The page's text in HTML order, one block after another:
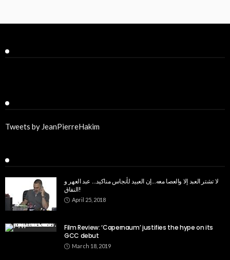
Tweets by JeanPierreHakim
لا تشتر العبد إلا والعصا معه…إن العبيد لأنجاس مناكيد… عبد العهر و
النفاق!
April 25, 2018
Film Review: ‘Capernaum’ justifies the hype on its
GCC debut
March 18, 2019